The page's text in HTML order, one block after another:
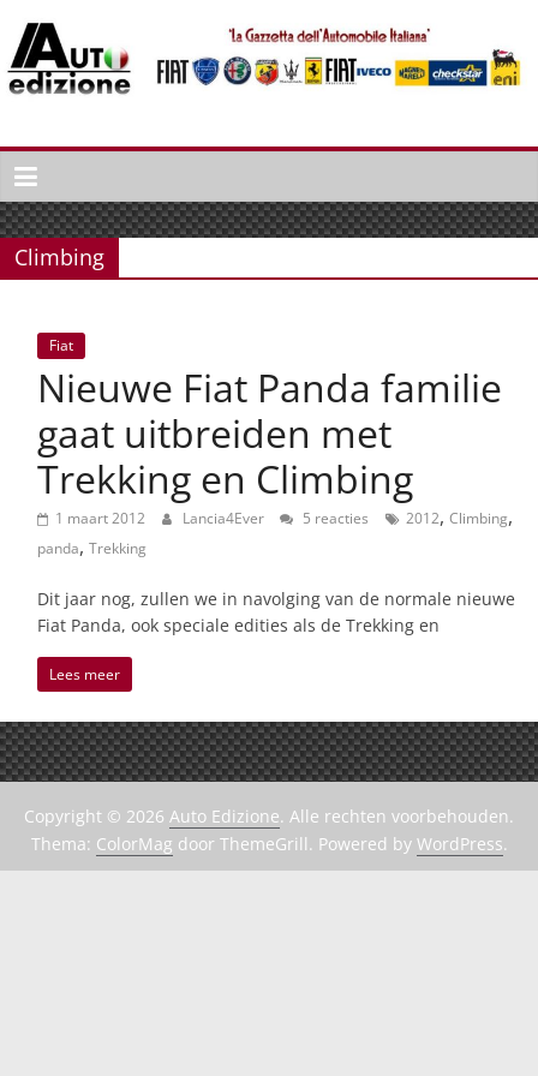
naar
inhoud
Auto
Edizione
La
Gazetta
dell'Automobile
Italiaans
autonieuws
lifestyle
Climbing
Fiat
Nieuwe Fiat Panda familie
gaat uitbreiden met
Trekking en Climbing
1 maart 2012 Lancia4Ever 5 reacties 2012, Climbing,
panda, Trekking
Dit jaar nog, zullen we in navolging van de normale nieuwe
Fiat Panda, ook speciale edities als de Trekking en
Lees meer
Copyright © 2026 Auto Edizione. Alle rechten voorbehouden.
Thema: ColorMag door ThemeGrill. Powered by WordPress.